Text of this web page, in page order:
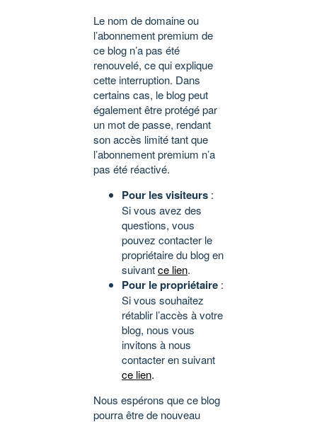
Le nom de domaine ou
l’abonnement premium de
ce blog n’a pas été
renouvelé, ce qui explique
cette interruption. Dans
certains cas, le blog peut
également être protégé par
un mot de passe, rendant
son accès limité tant que
l’abonnement premium n’a
pas été réactivé.
Pour les visiteurs :
Si vous avez des
questions, vous
pouvez contacter le
propriétaire du blog en
suivantce lien.
Pour le propriétaire :
Si vous souhaitez
rétablir l’accès à votre
blog, nous vous
invitons à nous
contacter en suivant
ce lien.
Nous espérons que ce blog
pourra être de nouveau